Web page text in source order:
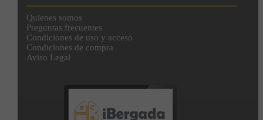
Quienes somos
Preguntas frecuentes
Condiciones de uso y acceso
Condiciones de compra
Aviso Legal